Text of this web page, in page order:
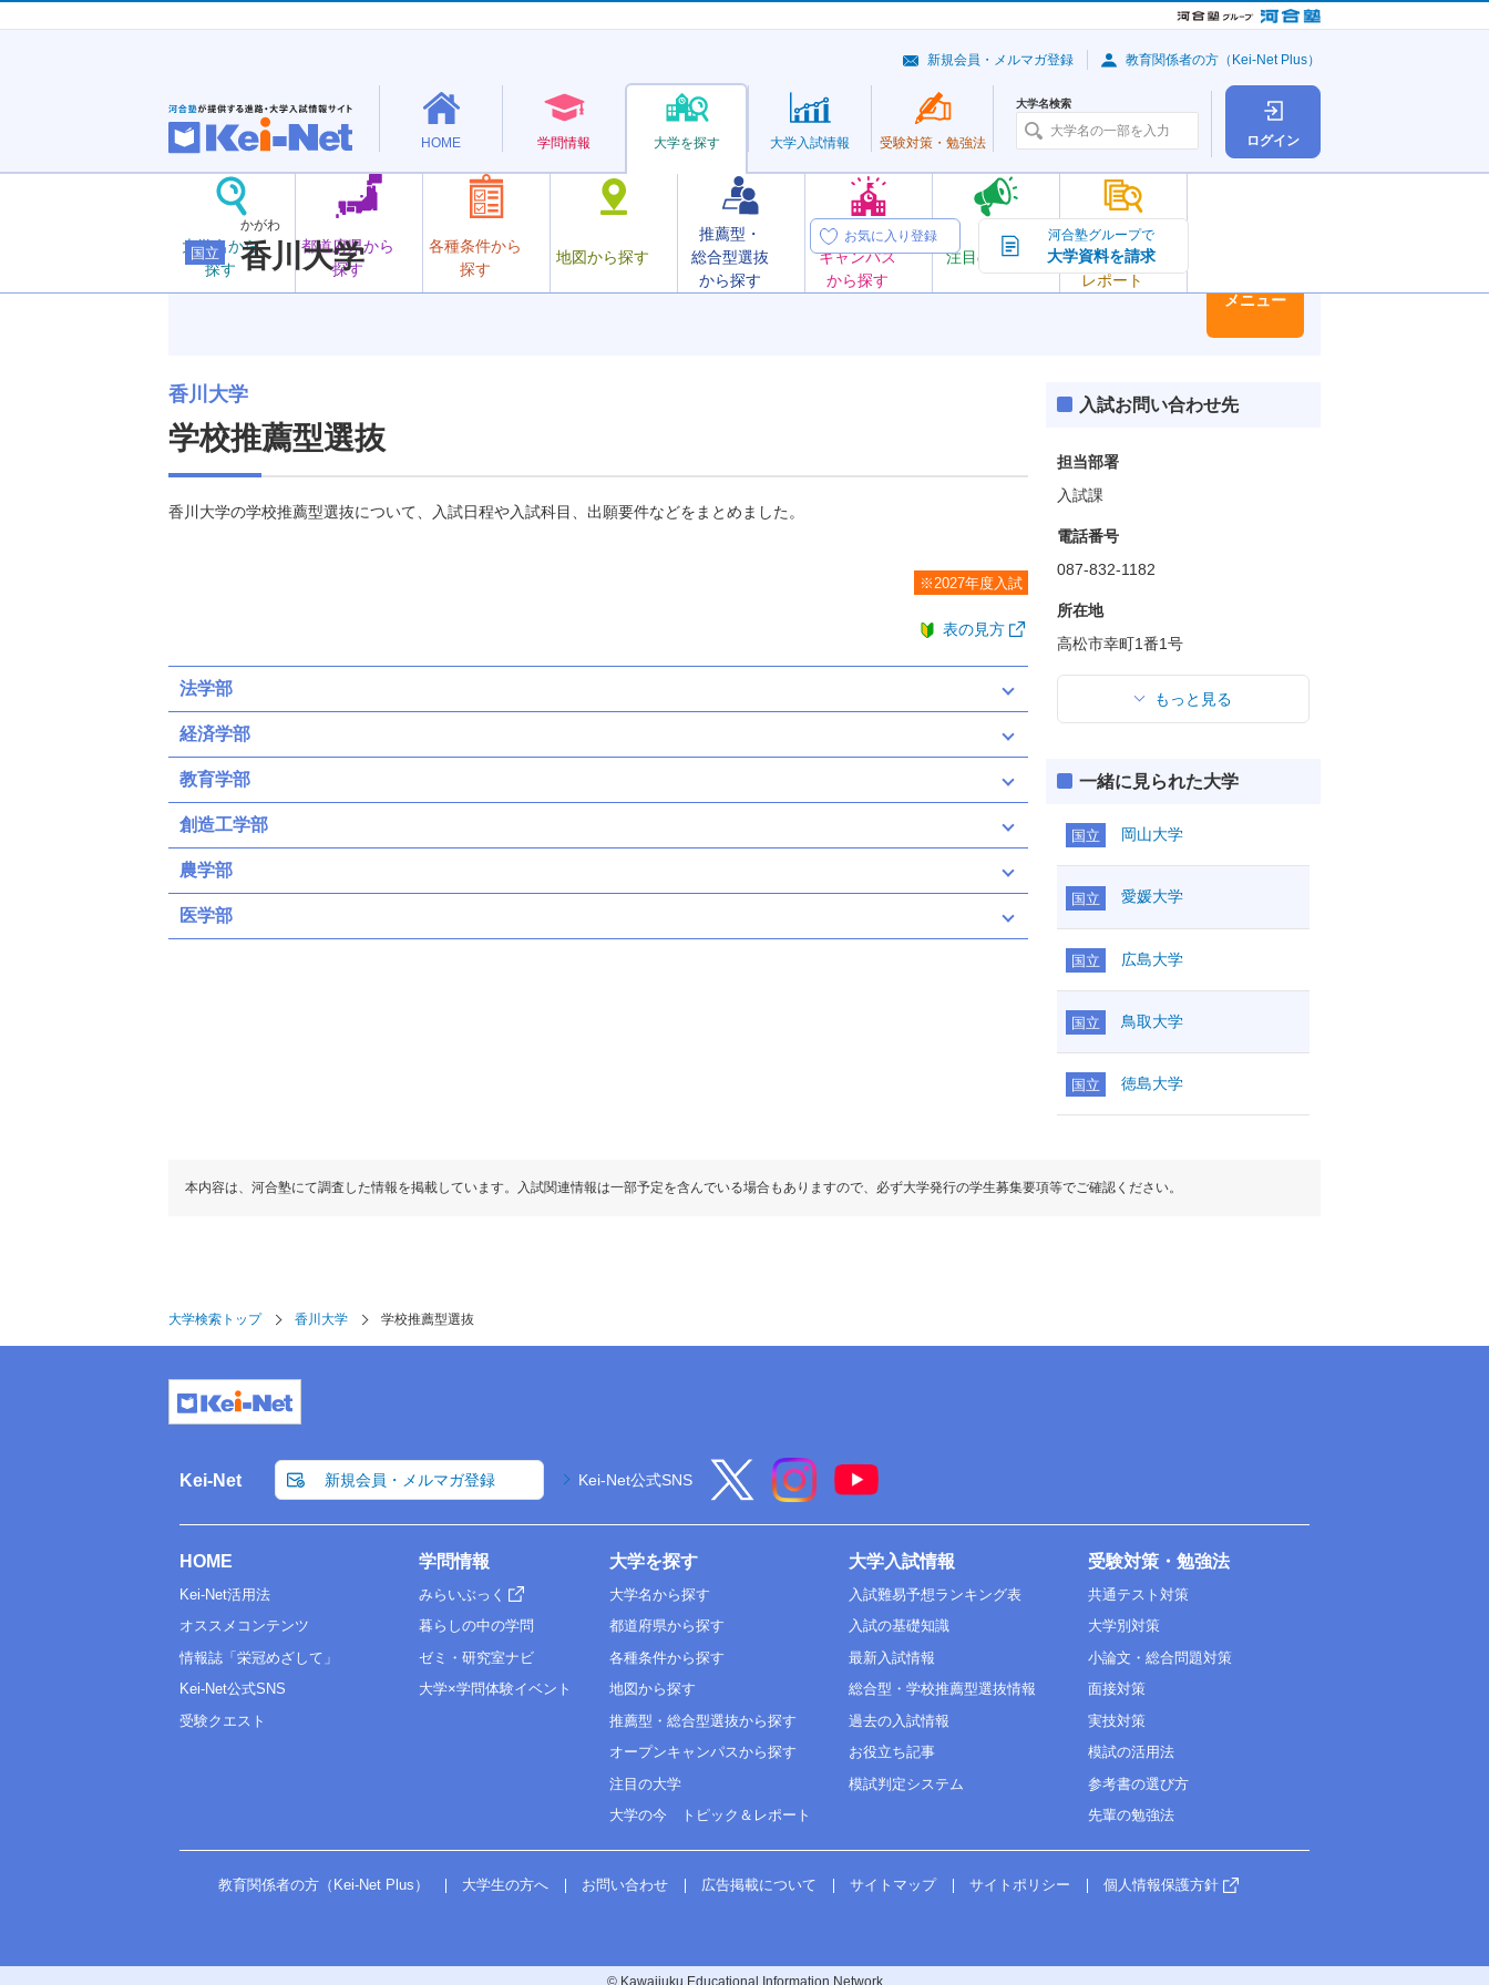
ログイン
HOME 学問情報 大学を探す
大学名から
探す
都道府県から
探す
各種条件から
探す
地図から探す
推薦型・
総合型選抜
から探す
オープン
キャンパス
から探す
注目の大学
大学の今
トピック＆
レポート
大学入試情報 受験対策・ 勉強法
大学名検索
新規会員・メルマガ登録 教育関係者の方（Kei-Net Plus）
国立
かがわ
香川大学
お気に入り登録 河合塾グループで
大学資料を請求
メニュー
香川大学
学校推薦型選抜
香川大学の学校推薦型選抜について、入試日程や入試科目、出願要件などをまとめました。
※2027年度入試
表の見方
法学部
経済学部
教育学部
創造工学部
農学部
医学部
入試お問い合わせ先
担当部署
入試課
電話番号
087-832-1182
所在地
高松市幸町1番1号
もっと見る
一緒に見られた大学
国立 岡山大学
国立 愛媛大学
国立 広島大学
国立 鳥取大学
国立 徳島大学
本内容は、河合塾にて調査した情報を掲載しています。入試関連情報は一部予定を含んでいる場合もありますので、必ず大学発行の学生募集要項等でご確認ください。
大学検索トップ 香川大学 学校推薦型選抜
Kei-Net 新規会員・メルマガ登録 Kei-Net公式SNS
HOME
Kei-Net活用法
オススメコンテンツ
情報誌「栄冠めざして」
Kei-Net公式SNS
受験クエスト
学問情報
みらいぶっく
暮らしの中の学問
ゼミ・研究室ナビ
大学×学問体験イベント
大学を探す
大学名から探す
都道府県から探す
各種条件から探す
地図から探す
推薦型・総合型選抜から探す
オープンキャンパスから探す
注目の大学
大学の今 トピック＆レポート
大学入試情報
入試難易予想ランキング表
入試の基礎知識
最新入試情報
総合型・学校推薦型選抜情報
過去の入試情報
お役立ち記事
模試判定システム
受験対策・勉強法
共通テスト対策
大学別対策
小論文・総合問題対策
面接対策
実技対策
模試の活用法
参考書の選び方
先輩の勉強法
教育関係者の方（Kei-Net Plus） 大学生の方へ お問い合わせ 広告掲載について サイトマップ サイトポリシー 個人情報保護方針
© Kawaijuku Educational Information Network